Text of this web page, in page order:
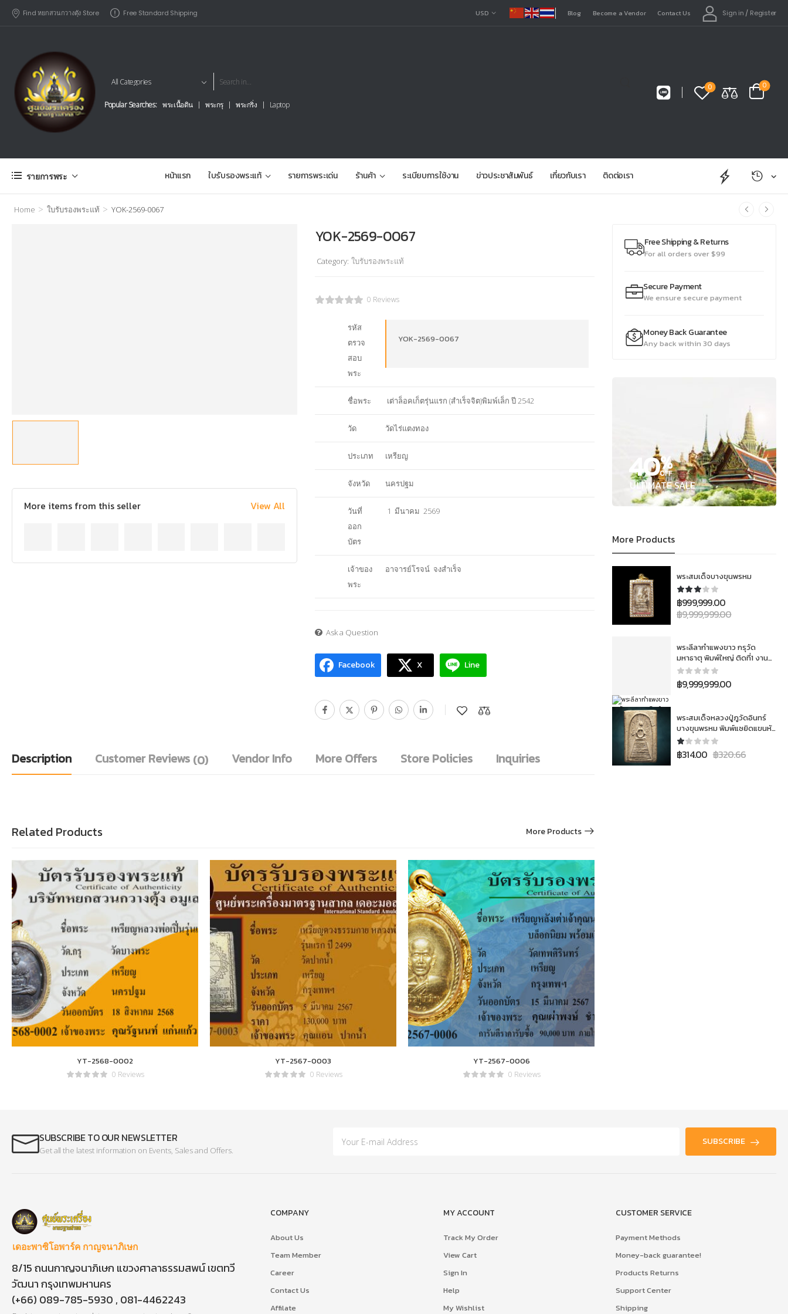
Find หยกสวนกวางตุัง Store Free Standard Shipping USD Blog Become a Vendor Contact Us Sign in / Register
Popular Searches: พระเนื้อดิน พระกรุ พระกริ่ง Laptop
0 0
รายการพระ หน้าแรก ใบรับรองพระแท้ รายการพระเด่น ร้านค้า ระเบียบการใช้งาน ข่าวประชาสัมพันธ์ เกี่ยวกับเรา ติดต่อเรา
Home > ใบรับรองพระแท้ > YOK-2569-0067
Free Shipping & Returns
For all orders over $99
Secure Payment
We ensure secure payment
Money Back Guarantee
Any back within 30 days
40%
OFF
ULTIMATE SALE
More Products
พระสมเด็จบางขุนพรหม
฿999,999.00
฿9,999,999.00
พระลีลากำแพงขาว กรุวัด
มหาธาตุ พิมพ์ใหญ่ ติดที่1 งาน
สมาคม 3โลห์ ประเภทเนื้อชิน
฿9,999,999.00
พระสมเด็จหลวงปู่ภูวัดอินทร์
บางขุนพรหม พิมพ์แซยิดแขนหัก
ศอกนิยม
฿314.00 ฿320.66
More items from this seller View All
YOK-2569-0067
Category: ใบรับรองพระแท้
0 Reviews
รหัส
ตรวจ
สอบ
พระ
YOK-2569-0067
ชื่อพระ เต่าล็อคเก็ตรุ่นแรก (สำเร็จจิต)พิมพ์เล็ก ปี 2542
วัด วัดไร่แตงทอง
ประเภท เหรียญ
จังหวัด นครปฐม
วันที่
ออก
บัตร
1 มีนาคม 2569
เจ้าของ
พระ
อาจารย์โรจน์ จงสำเร็จ
Ask a Question
Facebook X Line
Description Customer Reviews (0) Vendor Info More Offers Store Policies Inquiries
Related Products More Products
YT-2568-0002
0 Reviews
YT-2567-0003
0 Reviews
YT-2567-0006
0 Reviews
SUBSCRIBE TO OUR NEWSLETTER
Get all the latest information on Events, Sales and Offers.
SUBSCRIBE
เดอะพาซิโอพาร์ค กาญจนาภิเษก
8/15 ถนนกาญจนาภิเษก แขวงศาลาธรรมสพน์ เขตทวี
วัฒนา กรุงเทพมหานคร
(+66) 089-785-5930 , 081-4462243
COMPANY
About Us
Team Member
Career
Contact Us
Affilate
MY ACCOUNT
Track My Order
View Cart
Sign In
Help
My Wishlist
CUSTOMER SERVICE
Payment Methods
Money-back guarantee!
Products Returns
Support Center
Shipping